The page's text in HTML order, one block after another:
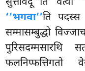
‘‘भगवा’’ति
सम्मासम्बुद्धो
पुरिसदम्मसारथि
फलनिप्फत्तिगतो